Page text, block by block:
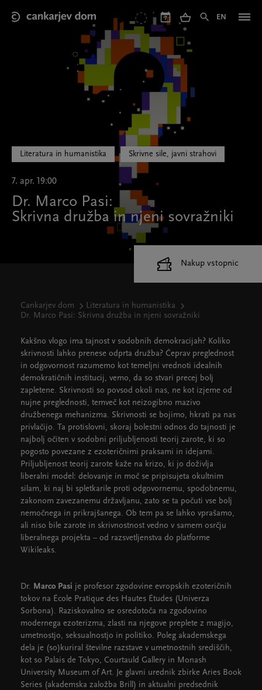
main
7 EN
Literatura in humanistika Skrivne sile, javni strahovi
7. apr. 19:00
Dr. Marco Pasi:
Skrivna družba in njeni sovražniki
Cankarjev dom
Literatura in humanistika
Dr. Marco Pasi: Skrivna družba in njeni sovražniki
Kakšno vlogo ima tajnost v sodobnih demokracijah? Koliko
skrivnosti lahko prenese odprta družba? Čeprav preglednost
in odgovornost razumemo kot temeljni vrednoti idealnih
demokratičnih institucij, vemo, da so stvari precej bolj
zapletene. Skrivnosti so povsod okoli nas, ne kot izjeme od
nujne preglednosti, temveč kot neizogibno mazivo
družbenega mehanizma. Skrivnosti se bojimo, hkrati pa nas
privlačijo. Ta protislovni, skoraj bolestni odnos do tajnosti je
najbolj očiten v sodobni priljubljenosti teorij zarote, ki so
pogosto povezane z ezoteričnimi praksami in idejami.
Priljubljenost teorij zarote kaže na krizo, ki jo doživlja
liberalni model: delovanje in moč se pripisujeta okultnim
silam, ki naj bi spletkarile proti odgovornemu, spodobnemu,
zakonom zavezanemu državljanu, zato se ta počuti vse bolj
nemočnega in prikrajšanega. Ob tem pa se lahko vprašamo,
ali niso bile zarote in skrivnostnost vedno v samem osrčju
liberalnega projekta – od razsvetljenstva do platforme
Wikileaks.
Dr. Marco Pasi je profesor zgodovine evropskih ezoteričnih
tokov na École Pratique des Hautes Études (Univerza
Sorbona). Raziskovalno se osredotoča na zgodovino
modernega ezoterizma, zlasti na njegove preplete z magijo,
umetnostjo, seksualnostjo in politiko. Poleg akademskega
dela je (so)kuriral številne razstave v umetnostnih središčih,
kot so Palais de Tokyo, Courtauld Gallery in Monash
University Museum of Art. Je glavni urednik zbirke Aries Book
Series (akademska založba Brill) in aktualni predsednik
Nakup vstopnic